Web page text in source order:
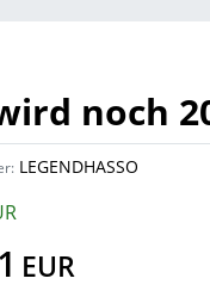
noch
LEGENDHASSO
EUR